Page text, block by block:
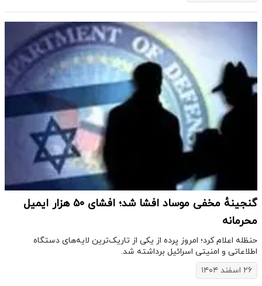
گنجینهٔ مخفی موساد افشا شد؛ افشای ۵۰ هزار ایمیل
محرمانه
حنظله اعلام کرد؛ امروز پرده از یکی از تاریک‌ترین لایه‌های دستگاه
اطلاعاتی و امنیتی اسرائیل برداشته شد.
۲۶ اسفند ۱۴۰۴